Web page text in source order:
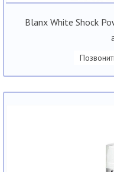
Blanx White Shock